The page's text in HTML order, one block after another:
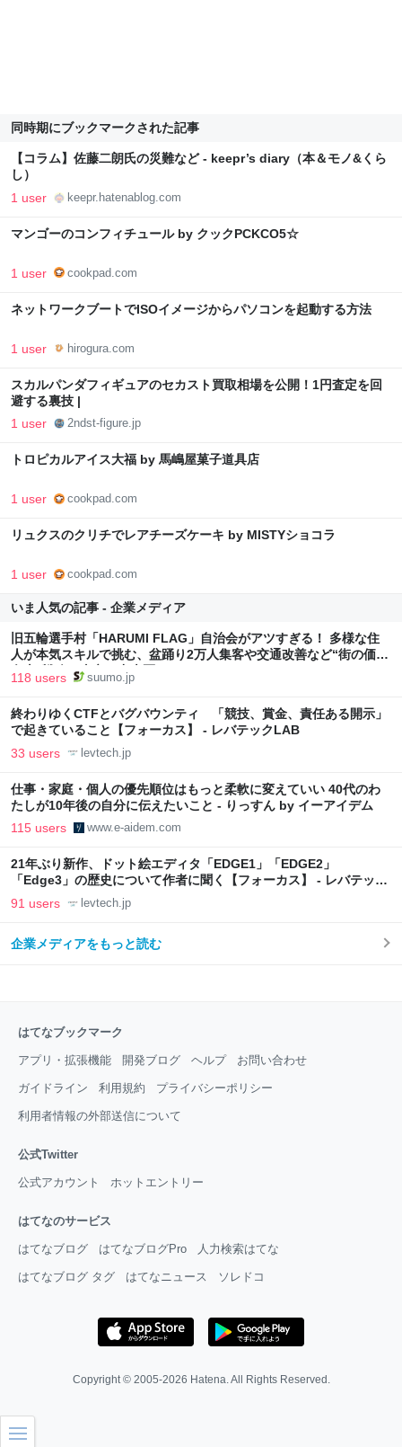
同時期にブックマークされた記事
【コラム】佐藤二朗氏の災難など - keepr’s diary（本＆モノ&くら
し）
1 user keepr.hatenablog.com
マンゴーのコンフィチュール by クックPCKCO5☆
1 user cookpad.com
ネットワークブートでISOイメージからパソコンを起動する方法
1 user hirogura.com
スカルパンダフィギュアのセカスト買取相場を公開！1円査定を回
避する裏技 |
1 user 2ndst-figure.jp
トロピカルアイス大福 by 馬嶋屋菓子道具店
1 user cookpad.com
リュクスのクリチでレアチーズケーキ by MISTYショコラ
1 user cookpad.com
いま人気の記事 - 企業メディア
旧五輪選手村「HARUMI FLAG」自治会がアツすぎる！ 多様な住
人が本気スキルで挑む、盆踊り2万人集客や交通改善など“街の価値
向上”戦略 東京・中央区
118 users suumo.jp
終わりゆくCTFとバグバウンティ 「競技、賞金、責任ある開示」
で起きていること【フォーカス】 - レバテックLAB
33 users levtech.jp
仕事・家庭・個人の優先順位はもっと柔軟に変えていい 40代のわ
たしが10年後の自分に伝えたいこと - りっすん by イーアイデム
115 users www.e-aidem.com
21年ぶり新作、ドット絵エディタ「EDGE1」「EDGE2」
「Edge3」の歴史について作者に聞く【フォーカス】 - レバテック
LAB
91 users levtech.jp
企業メディアをもっと読む
はてなブックマーク
アプリ・拡張機能 開発ブログ ヘルプ お問い合わせ
ガイドライン 利用規約 プライバシーポリシー
利用者情報の外部送信について
公式Twitter
公式アカウント ホットエントリー
はてなのサービス
はてなブログ はてなブログPro 人力検索はてな
はてなブログ タグ はてなニュース ソレドコ
Copyright © 2005-2026 Hatena. All Rights Reserved.